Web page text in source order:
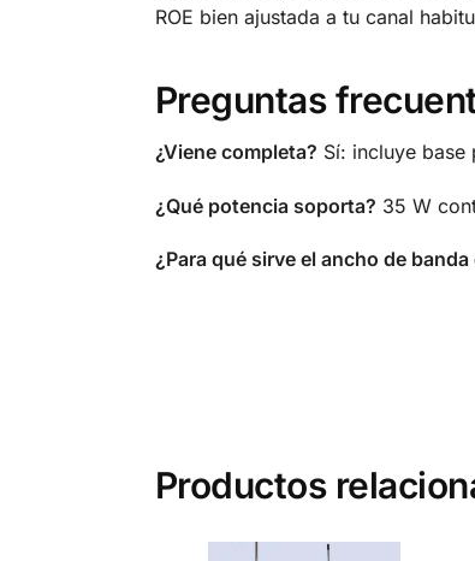
ROE bien ajustada a tu canal
Preguntas
¿Viene completa? Sí: incluye
¿Qué potencia soporta? 35 W
¿Para qué sirve el ancho de
Productos